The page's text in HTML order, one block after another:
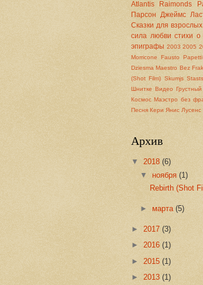
Atlantis
Raimonds
Парсон
Джеймс
Сказки для взрослых
сила любви стихи о
эпиграфы 2003 2005
Morricone
Fausto Papetti
Dziesma Maestro Bez
(Shot Film) Skumjs
Шнитке
Видео
Космос Маэстро без
Песня Кери Янис Лусенс
Архив
▼ 2018 (6)
▼ноября(1)
Rebirth (Shot
►марта(5)
► 2017 (3)
► 2016 (1)
► 2015 (1)
► 2013 (1)